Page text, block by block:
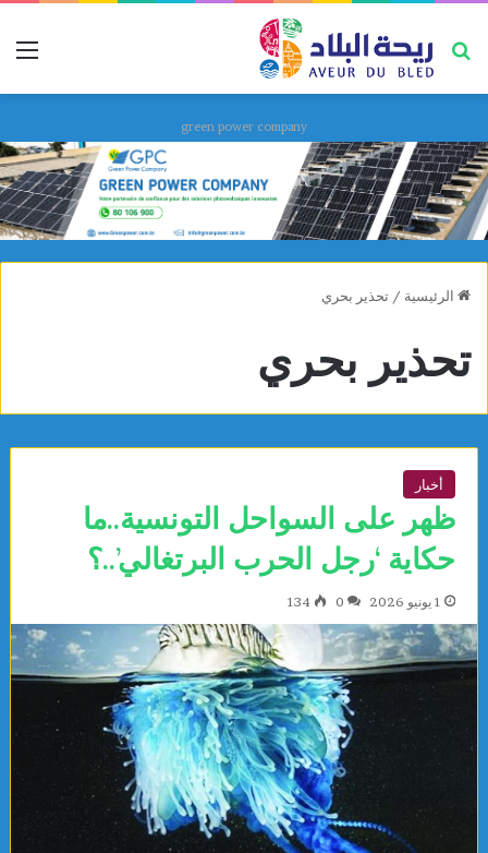
بحث عن
green power company
الرئيسية / تحذير بحري
تحذير بحري
أخبار
ظهر على السواحل التونسية..ما
حكاية ‘رجل الحرب البرتغالي’..؟
1 يونيو 2026 0
134